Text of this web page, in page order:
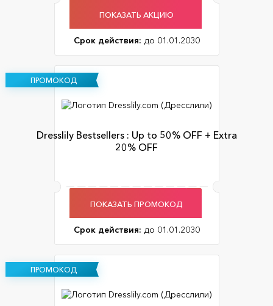
ПОКАЗАТЬ АКЦИЮ
Срок действия: до 01.01.2030
ПРОМОКОД
Dresslily Bestsellers : Up to 50% OFF + Extra
20% OFF
ПОКАЗАТЬ ПРОМОКОД
Срок действия: до 01.01.2030
ПРОМОКОД